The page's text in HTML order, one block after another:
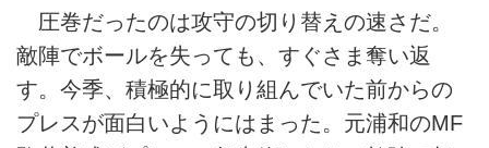
圧巻だったのは攻守の切り替えの速さだ。
敵陣でボールを失っても、すぐさま奪い返
す。今季、積極的に取り組んでいた前からの
プレスが面白いようにはまった。元浦和のMF